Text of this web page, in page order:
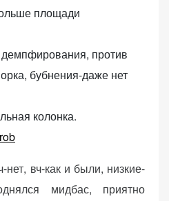
площади
против
бубнения-даже нет
колонка.
нет, вч-как и были, низкие-
мидбас, приятно